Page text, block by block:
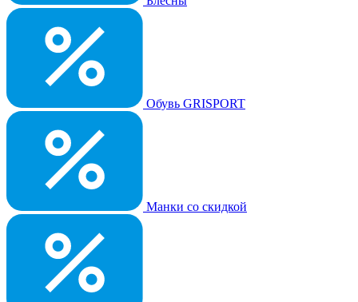
Обувь GRISPORT
Манки со скидкой